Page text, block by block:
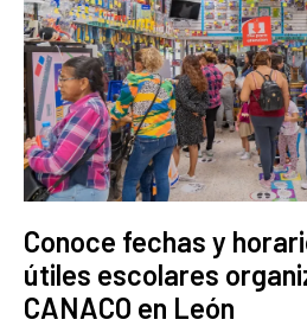
Conoce fechas y
útiles escolares
CANACO en León